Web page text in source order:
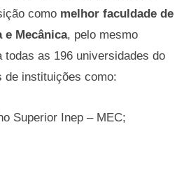
como melhor faculdade de
e Mecânica, pelo mesmo
todas as 196 universidades do
de instituições como:
Superior Inep – MEC;